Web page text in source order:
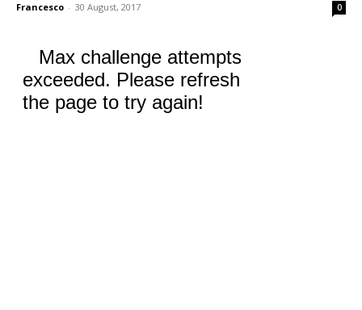
Francesco - 30 August, 2017 0